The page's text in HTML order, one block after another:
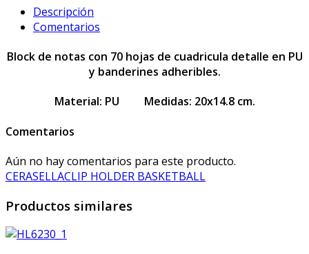
Descripción
Comentarios
Block de notas con 70 hojas de cuadricula detalle en PU
y banderines adheribles.
Material: PU Medidas: 20x14.8 cm.
Comentarios
Aún no hay comentarios para este producto.
CERASELLACLIP HOLDER BASKETBALL
Productos similares